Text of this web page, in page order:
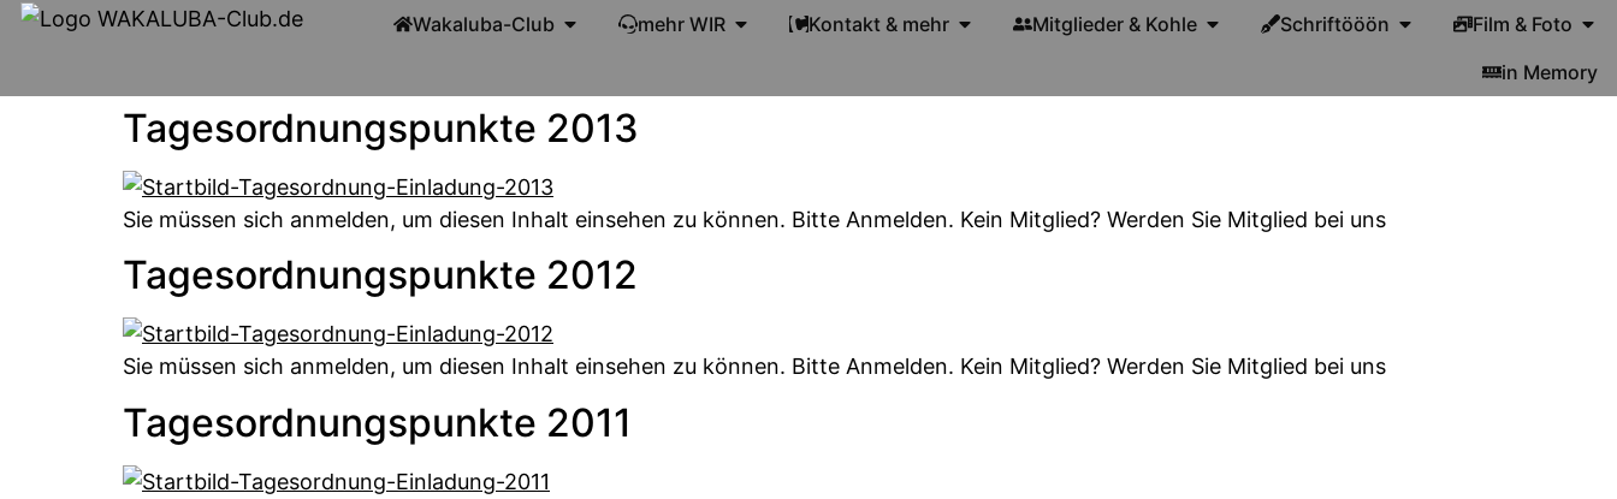
Wakaluba-Club mehr WIR Kontakt & mehr Mitglieder & Kohle Schriftööön
Film & Foto
in Memory
Tagesordnungspunkte 2013
Sie müssen sich anmelden, um diesen Inhalt einsehen zu können. Bitte Anmelden. Kein Mitglied? Werden Sie Mitglied bei uns
Tagesordnungspunkte 2012
Sie müssen sich anmelden, um diesen Inhalt einsehen zu können. Bitte Anmelden. Kein Mitglied? Werden Sie Mitglied bei uns
Tagesordnungspunkte 2011